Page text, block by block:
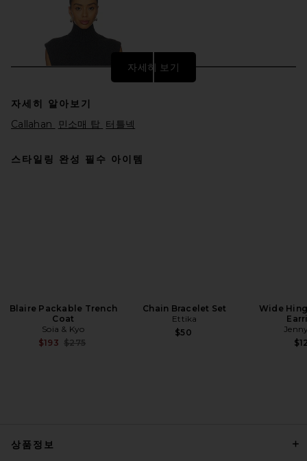
자세히 보기
자세히 알아보기
Callahan
민소매 탑 터틀넥
스타일링 완성 필수 아이템
Blaire Packable Trench
Coat
Soia & Kyo
$193 Previous price:
$275
Chain Bracelet Set
Ettika
$50
Wide
상품정보